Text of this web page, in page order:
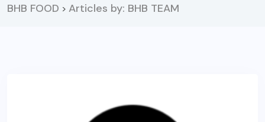
BHB FOOD > Articles by: BHB TEAM